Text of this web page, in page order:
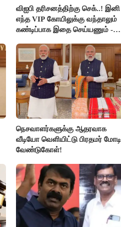
விஐபி தரிசனத்திற்கு செக்..! இனி
எந்த VIP கோயிலுக்கு வந்தாலும்
கண்டிப்பாக இதை செய்யணும் -
நெசவாளர்களுக்கு ஆதரவாக
வீடியோ வெளியிட்டு பிரதமர் மோடி
வேண்டுகோள்!